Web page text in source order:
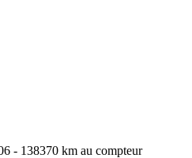
- 138370 km au compteur